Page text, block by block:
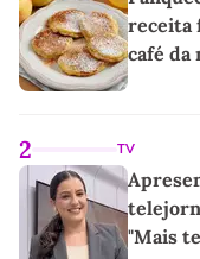
receita
café da
2 TV
"Mais